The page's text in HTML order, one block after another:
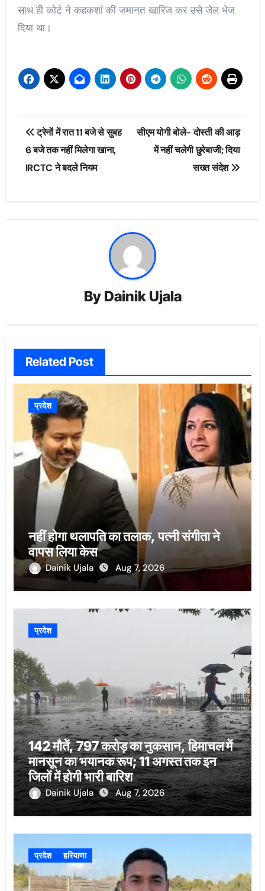
साथ ही कोर्ट ने कहकशां की जमानत खारिज कर उसे जेल भेज
दिया था।
Post
navigation
ट्रेनों में रात 11 बजे से सुबह
6 बजे तक नहीं मिलेगा खाना,
IRCTC ने बदले नियम
सीएम योगी बोले- दोस्ती की आड़
में नहीं चलेगी छुरेबाजी; दिया
सख्त संदेश
By Dainik Ujala
Related Post
प्रदेश
नहीं होगा थलापति का तलाक, पत्नी संगीता ने
वापस लिया केस
Dainik Ujala Aug 7, 2026
प्रदेश
142 मौतें, 797 करोड़ का नुकसान, हिमाचल में
मानसून का भयानक रूप; 11 अगस्त तक इन
जिलों में होगी भारी बारिश
Dainik Ujala Aug 7, 2026
प्रदेश हरियाणा